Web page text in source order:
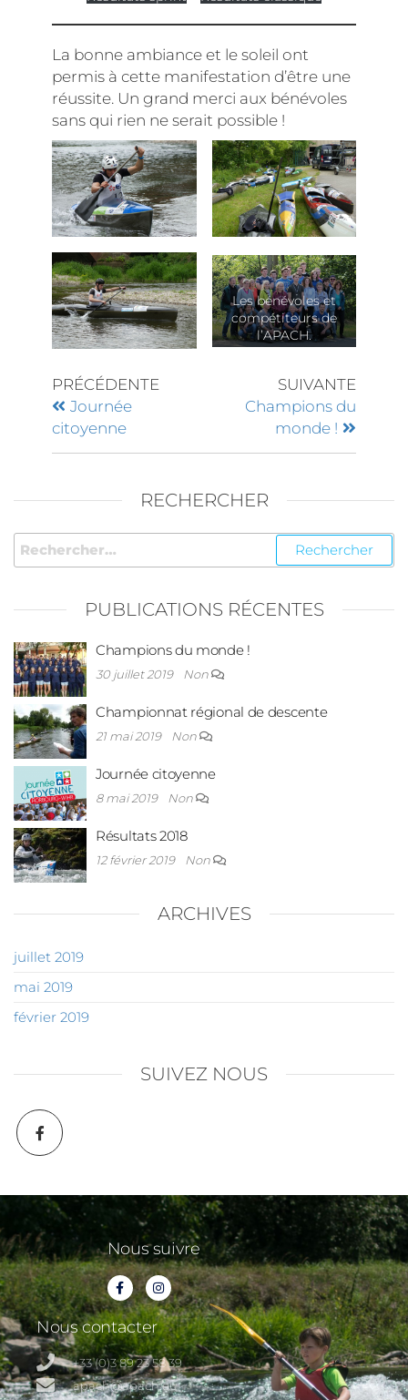
La bonne ambiance et le soleil ont
permis à cette manifestation d’être une
réussite. Un grand merci aux bénévoles
sans qui rien ne serait possible !
Les bénévoles et
compétiteurs de
l’APACH.
PRÉCÉDENTE
Journée
citoyenne
SUIVANTE
Champions du
monde !
RECHERCHER
PUBLICATIONS RÉCENTES
Champions du monde !
30 juillet 2019 Non
Championnat régional de descente
21 mai 2019 Non
Journée citoyenne
8 mai 2019 Non
Résultats 2018
12 février 2019 Non
ARCHIVES
juillet 2019
mai 2019
février 2019
SUIVEZ NOUS
Nous suivre
Nous contacter
+33 (0)3 89 23 58 39
apach@apach.eu